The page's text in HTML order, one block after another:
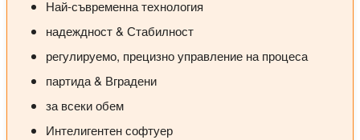
Най-съвременна технология
надеждност & Стабилност
регулируемо, прецизно управление на процеса
партида & Вградени
за всеки обем
Интелигентен софтуер